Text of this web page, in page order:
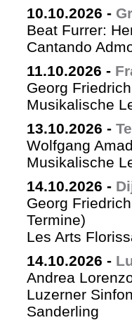
10.10.2026 -
Beat Furrer:
Cantando
11.10.2026 -
Georg
Musikalische
13.10.2026 -
Wolfgang
Musikalische
14.10.2026 -
Georg
Termine)
Les Arts
14.10.2026 -
Andrea
Luzerner
Sanderling